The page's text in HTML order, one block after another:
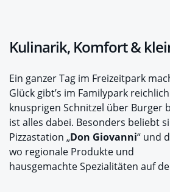
Kulinarik, Komfort &
Ein ganzer Tag im Freizeitpark
Glück gibt’s im Familypark
knusprigen Schnitzel über Burger
ist alles dabei. Besonders beliebt
Pizzastation „Don Giovanni“ und
wo regionale Produkte und
hausgemachte Spezialitäten auf